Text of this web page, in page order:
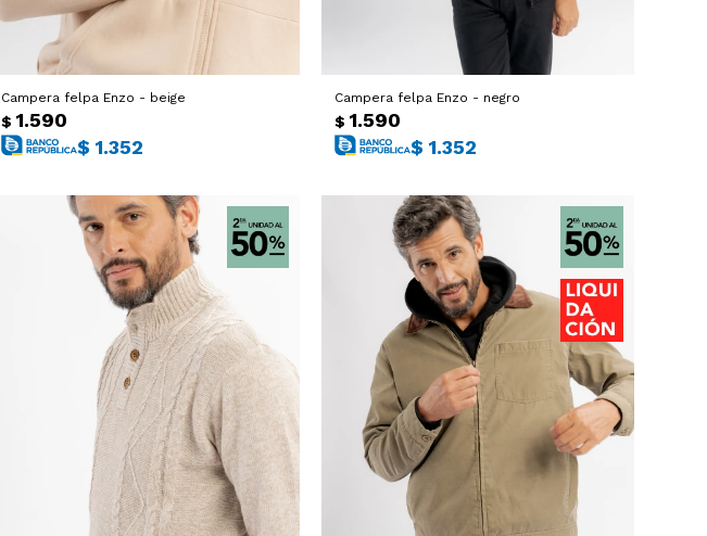
Campera felpa Enzo - beige
$ 1.590
$ 1.352
Campera felpa Enzo - negro
$ 1.590
$ 1.352